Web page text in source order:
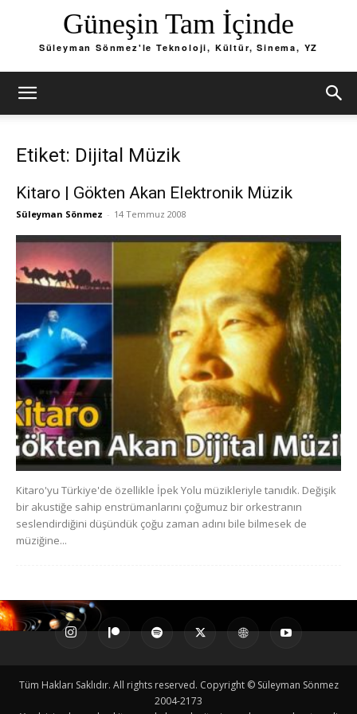
Güneşin Tam İçinde
Süleyman Sönmez'le Teknoloji, Kültür, Sinema, YZ
Etiket: Dijital Müzik
Kitaro | Gökten Akan Elektronik Müzik
Süleyman Sönmez - 14 Temmuz 2008
Kitaro'yu Türkiye'de özellikle İpek Yolu müzikleriyle tanıdık. Değişik
bir akustiğe sahip enstrümanlarını çoğumuz bir orkestranın
seslendirdiğini düşündük çoğu zaman adını bile bilmesek de
müziğine...
Tüm Hakları Saklıdır. All rights reserved. Copyright © Süleyman Sönmez
2004-2173